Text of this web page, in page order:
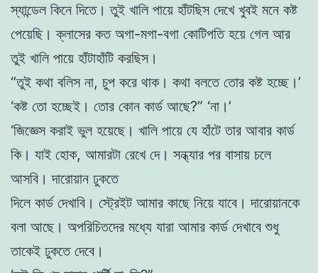
স্যান্ডেল কিনে দিতে। তুই খালি পায়ে হাঁটছিস দেখে খুবই মনে কষ্ট
পেয়েছি। ক্লাসের কত অগা-মগা-বগা কোটিপতি হয়ে গেল আর
তুই খালি পায়ে হাঁটাহাঁটি করছিস।
“তুই কথা বলিস না, চুপ করে থাক। কথা বলতে তাের কষ্ট হচ্ছে।’
‘কষ্ট তাে হচ্ছেই। তাের কোন কার্ড আছে?” ‘না।’
‘জিজ্ঞেস করাই ভুল হয়েছে। খালি পায়ে যে হাঁটে তার আবার কার্ড
কি। যাই হােক, আমারটা রেখে দে। সন্ধ্যার পর বাসায় চলে
আসবি। দারােয়ান ঢুকতে
দিলে কার্ড দেখাবি। স্ট্রেইট আমার কাছে নিয়ে যাবে। দারােয়ানকে
বলা আছে। অপরিচিতদের মধ্যে যারা আমার কার্ড দেখাবে শুধু
তাকেই ঢুকতে দেবে।